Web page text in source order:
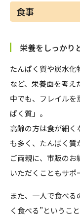
食事
栄養をしっかり
たんぱく質や炭水化
など、栄養面を考え
中でも、フレイル
ぱく質」。
高齢の方は食が細く
も多く、たんぱく質
ご両親に、市販の
いただくこともサポ
また、一人で食べ
く食べる”というこ